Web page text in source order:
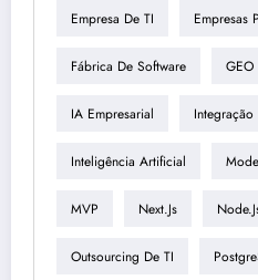
Empresa De TI Empresas
Fábrica De Software GEO
IA Empresarial Integração
Inteligência Artificial
MVP Next.js
Outsourcing De TI